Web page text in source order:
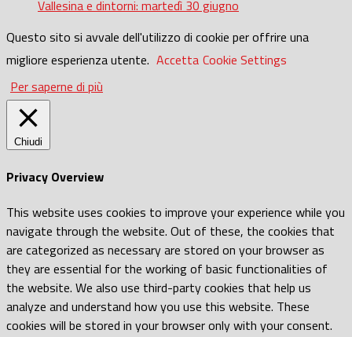
Vallesina e dintorni: martedì 30 giugno
Questo sito si avvale dell'utilizzo di cookie per offrire una
migliore esperienza utente. Accetta Cookie Settings
Per saperne di più
Chiudi
Privacy Overview
This website uses cookies to improve your experience while you
navigate through the website. Out of these, the cookies that
are categorized as necessary are stored on your browser as
they are essential for the working of basic functionalities of
the website. We also use third-party cookies that help us
analyze and understand how you use this website. These
cookies will be stored in your browser only with your consent.